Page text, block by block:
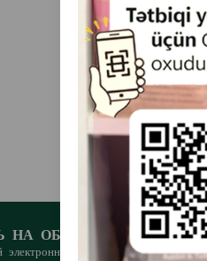
НА ОБНОВЛЕНИЯ
электронный адрес для получения